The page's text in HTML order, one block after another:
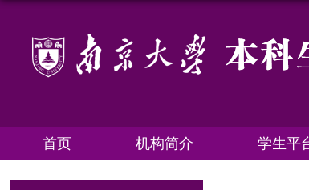
首页 机构简介 学生平